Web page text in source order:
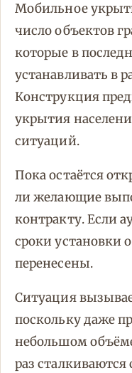
Мобильное
число объектов
которые в
устанавливать в
Конструкция
укрытия
ситуаций.
Пока остаётся
ли желающие
контракту. Если
сроки установки
перенесены.
Ситуация
поскольку даже
небольшом
раз